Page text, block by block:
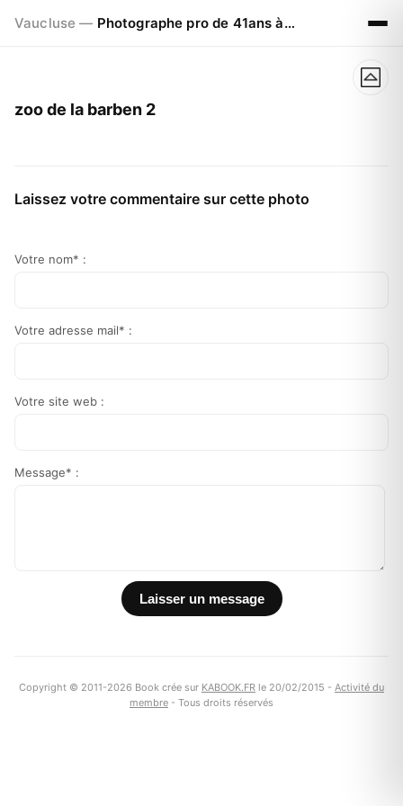
Vaucluse — Photographe pro de 41ans à Visan 84820
zoo de la barben 2
Laissez votre commentaire sur cette photo
Votre nom* :
Votre adresse mail* :
Votre site web :
Message* :
Copyright © 2011-2026 Book crée sur KABOOK.FR le 20/02/2015 - Activité du
membre - Tous droits réservés